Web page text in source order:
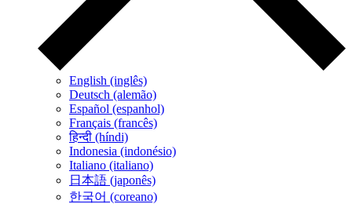
English (inglês)
Deutsch (alemão)
Español (espanhol)
Français (francês)
हिन्दी (híndi)
Indonesia (indonésio)
Italiano (italiano)
日本語 (japonês)
한국어 (coreano)